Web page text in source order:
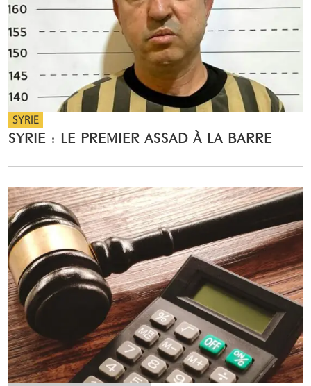
SYRIE
SYRIE : LE PREMIER ASSAD À LA BARRE